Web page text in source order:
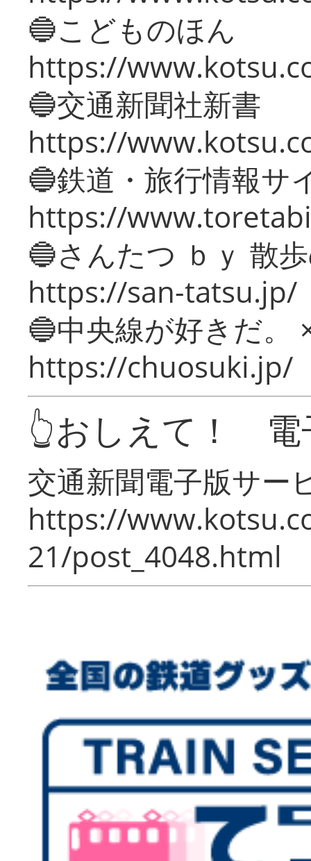
🔵こどものほん
https://
🔵交通新聞社新書
https://
🔵鉄道・旅行情報サ
https://
🔵さんたつ ｂｙ 散
https://san-tatsu.jp/
🔵中央線が好きだ。
https://chuosuki.jp/
👆おしえて！ 電
交通新聞電子版サー
https://
21/post_4048.html